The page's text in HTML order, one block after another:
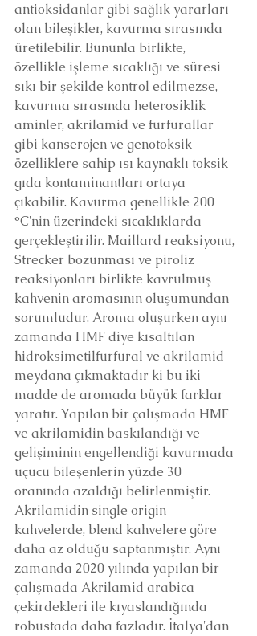
antioksidanlar gibi sağlık yararları
olan bileşikler, kavurma sırasında
üretilebilir. Bununla birlikte,
özellikle işleme sıcaklığı ve süresi
sıkı bir şekilde kontrol edilmezse,
kavurma sırasında heterosiklik
aminler, akrilamid ve furfurallar
gibi kanserojen ve genotoksik
özelliklere sahip ısı kaynaklı toksik
gıda kontaminantları ortaya
çıkabilir. Kavurma genellikle 200
°C'nin üzerindeki sıcaklıklarda
gerçekleştirilir. Maillard reaksiyonu,
Strecker bozunması ve piroliz
reaksiyonları birlikte kavrulmuş
kahvenin aromasının oluşumundan
sorumludur. Aroma oluşurken aynı
zamanda HMF diye kısaltılan
hidroksimetilfurfural ve akrilamid
meydana çıkmaktadır ki bu iki
madde de aromada büyük farklar
yaratır. Yapılan bir çalışmada HMF
ve akrilamidin baskılandığı ve
gelişiminin engellendiği kavurmada
uçucu bileşenlerin yüzde 30
oranında azaldığı belirlenmiştir.
Akrilamidin single origin
kahvelerde, blend kahvelere göre
daha az olduğu saptanmıştır. Aynı
zamanda 2020 yılında yapılan bir
çalışmada Akrilamid arabica
çekirdekleri ile kıyaslandığında
robustada daha fazladır. İtalya'dan